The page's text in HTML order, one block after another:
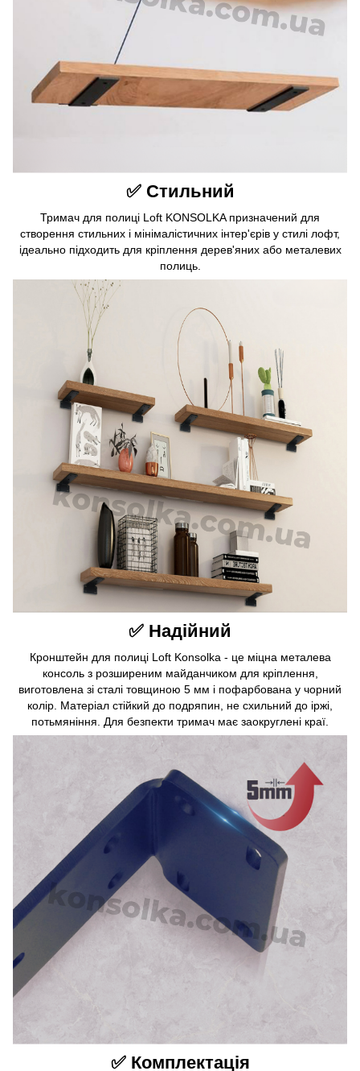
✅ Стильний
Тримач для полиці Loft KONSOLKA призначений для
створення стильних і мінімалістичних інтер'єрів у стилі лофт,
ідеально підходить для кріплення дерев'яних або металевих
полиць.
✅ Надійний
Кронштейн для полиці Loft Konsolka - це міцна металева
консоль з розширеним майданчиком для кріплення,
виготовлена зі сталі товщиною 5 мм і пофарбована у чорний
колір. Матеріал стійкий до подряпин, не схильний до іржі,
потьмяніння. Для безпекти тримач має заокруглені краї.
✅ Комплектація